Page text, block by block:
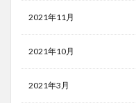
2021年11月
2021年10月
2021年3月